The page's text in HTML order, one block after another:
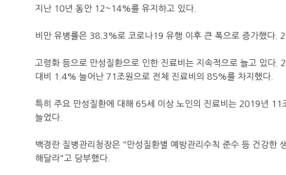
지난 10년 동안 12~14%를 유지하고 있다.
비만 유병률은 38.3%로 코로나19 유행 이후 큰 폭으로 증가했다.
고령화 등으로 만성질환으로 인한 진료비는 지속적으로 늘고 있다.
대비 1.4% 늘어난 71조원으로 전체 진료비의 85%를 차지했다.
특히 주요 만성질환에 대해 65세 이상 노인의 진료비는 2019년
늘었다.
백경란 질병관리청장은 "만성질환별 예방관리수칙 준수 등 건강한
해달라"고 당부했다.